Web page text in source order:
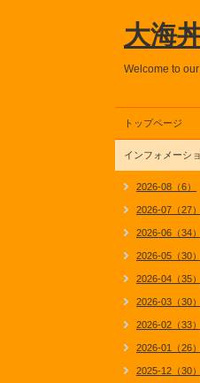
大海
Welcome to
トップページ
インフォメーシ
2026-08（6）
2026-07（27）
2026-06（34）
2026-05（30）
2026-04（35）
2026-03（30）
2026-02（33）
2026-01（26）
2025-12（30）